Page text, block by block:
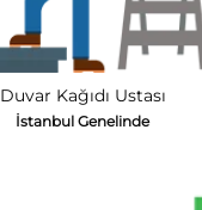
Duvar Kağıdı Ustası
İstanbul Genelinde